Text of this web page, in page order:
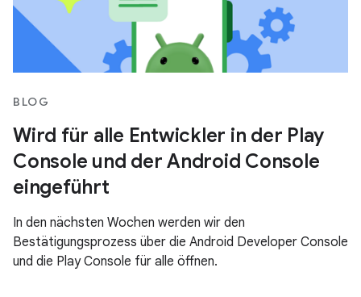
BLOG
Wird für alle Entwickler in der Play
Console und der Android Console
eingeführt
In den nächsten Wochen werden wir den
Bestätigungsprozess über die Android Developer Console
und die Play Console für alle öffnen.